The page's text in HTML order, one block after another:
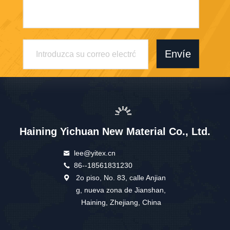
Envíe
Haining Yichuan New Material Co., Ltd.
lee@yitex.cn
86--18561831230
2o piso, No. 83, calle Anjian
g, nueva zona de Jianshan,
Haining, Zhejiang, China